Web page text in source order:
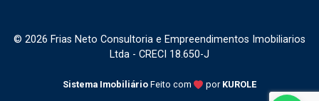
© 2026 Frias Neto Consultoria e Empreendimentos Imobiliarios
Ltda - CRECI 18.650-J
Sistema Imobiliário Feito com por KUROLE